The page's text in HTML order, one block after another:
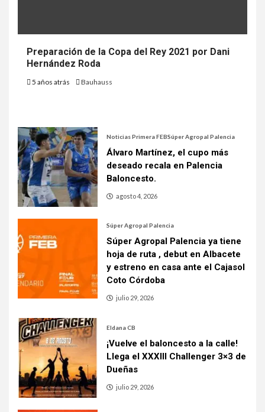
Preparación de la Copa del Rey 2021 por Dani
Hernández Roda
5 años atrás Bauhauss
Noticias Primera FEBSúper Agropal Palencia
Álvaro Martínez, el cupo más
deseado recala en Palencia
Baloncesto.
agosto 4, 2026
Súper Agropal Palencia
Súper Agropal Palencia ya tiene
hoja de ruta , debut en Albacete
y estreno en casa ante el Cajasol
Coto Córdoba
julio 29, 2026
Eldana CB
¡Vuelve el baloncesto a la calle!
Llega el XXXIII Challenger 3×3 de
Dueñas
julio 29, 2026